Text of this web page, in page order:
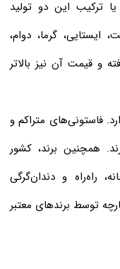
ترکیب این دو تولید
گرما، دوام،
و قیمت آن نیز بالاتر
فاستونی‌های متراکم و
همچنین برند، کشور
راه‌راه و دندان‌گرگی
توسط برندهای معتبر